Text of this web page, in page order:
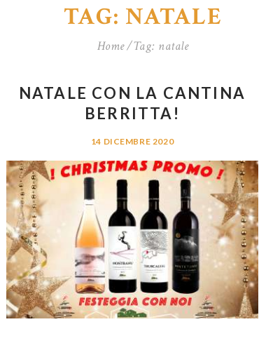
TAG: NATALE
Home Tag: natale
NATALE CON LA CANTINA
BERRITTA!
14 DICEMBRE 2020